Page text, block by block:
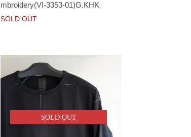
mbroidery(VI-3353-01)G.KHK
SOLD OUT
SOLD OUT